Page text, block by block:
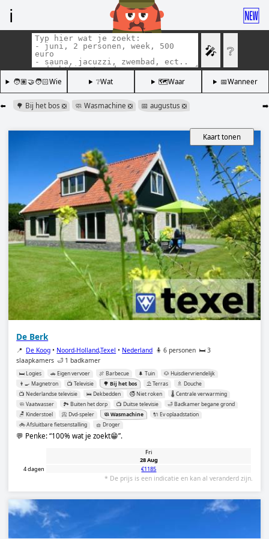
ℹ️ 🆕
🎤 ❔
🧑🏽‍🤝‍🧑🏻Wie ❔Wat 🗺️Waar 📅Wanneer
⬅️ ➡️
🌳 Bij het bos ❎ 🧼 Wasmachine ❎ 📅 augustus ❎
Kaart tonen
De Berk
📍 De Koog • Noord-Holland,Texel • Nederland 🧍 6 personen 🛏️ 3
slaapkamers 🛁 1 badkamer
🛏️ Logies 🚗 Eigen vervoer 🍖 Barbecue 🌲 Tuin
🐶 Huisdiervriendelijk
👨‍🍳 Magnetron
📺 Televisie 🌳 Bij het bos ⛱️ Terras
🚿 Douche
📺 Nederlandse televisie
🛌 Dekbedden 🚭 Niet roken
🌡️ Centrale verwarming
🧼 Vaatwasser
🏞️ Buiten het dorp 📺 Duitse televisie
🛁 Badkamer begane grond
🪑 Kinderstoel
📀 Dvd-speler 🧼 Wasmachine
🔌 Ev oplaadstation
🚲 Afsluitbare fietsenstalling
🧺 Droger
💬 Penke: 100% wat je zoekt😁 .
Fri
28 Aug
4 dagen
€1185
* De prijs is een indicatie en kan al veranderd zijn.